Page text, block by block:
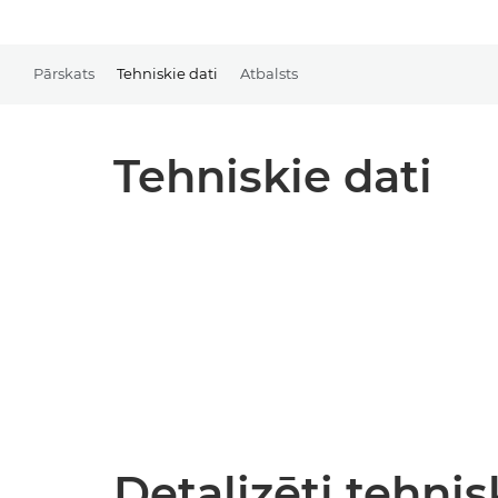
Pārskats Tehniskie dati Atbalsts
Tehniskie dati